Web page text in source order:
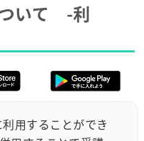
いて -利
用することができ